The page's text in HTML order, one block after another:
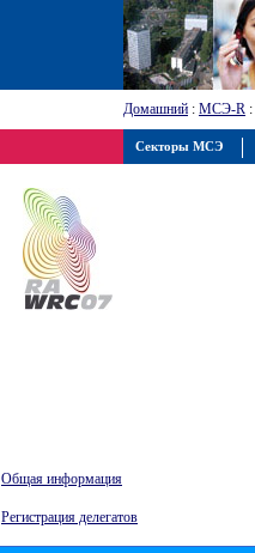
Домашний : МСЭ-R :
Общая информация
Регистрация делегатов
Секторы МСЭ